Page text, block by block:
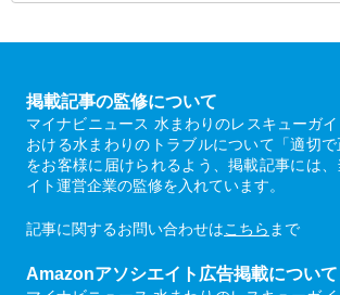
掲載記事の監修について
マイナビニュース 水まわりのレスキューガ
おける水まわりのトラブルについて「適切で
をお客様に届けられるよう、掲載記事には
イト運営企業の監修を入れています。
記事に関するお問い合わせはこちら まで
Amazonアソシエイト広告掲載について